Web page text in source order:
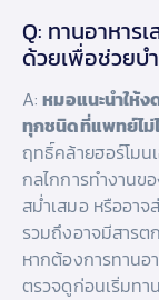
Q: ทานอาหาร
ด้วยเพื่อช่วยบ
A:หมอแนะนำให้
ทุกชนิดที่แพทย์ไม่
ฤทธิ์คล้ายฮอร์โมน
กลไกการทำงานข
สม่ำเสมอ หรืออาจ
รวมถึงอาจมีสารต
หากต้องการทานอ
ตรวจดูก่อนเริ่มทา